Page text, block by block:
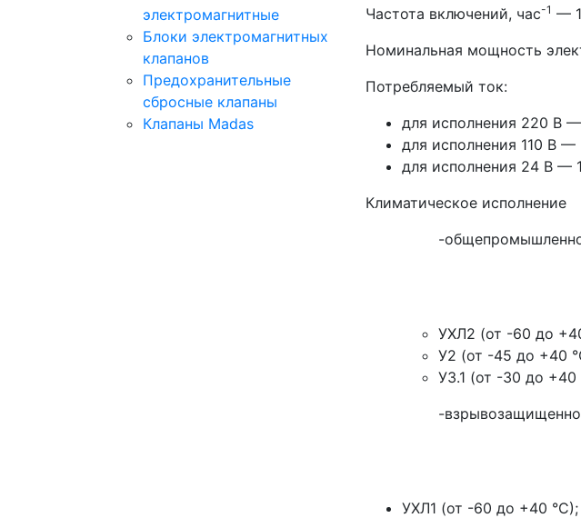
электромагнитные
Блоки электромагнитных
клапанов
Предохранительные
сбросные клапаны
Клапаны Madas
Частота включений, час-1 —
Номинальная мощность
Потребляемый ток:
для исполнения 220 В
для исполнения 110 В
для исполнения 24 В —
Климатическое исполнение
-
УХЛ2 (от -60 до
У2 (от -45 до +40
У3.1 (от -30 до +40
-
УХЛ1 (от -60 до +40 °С);